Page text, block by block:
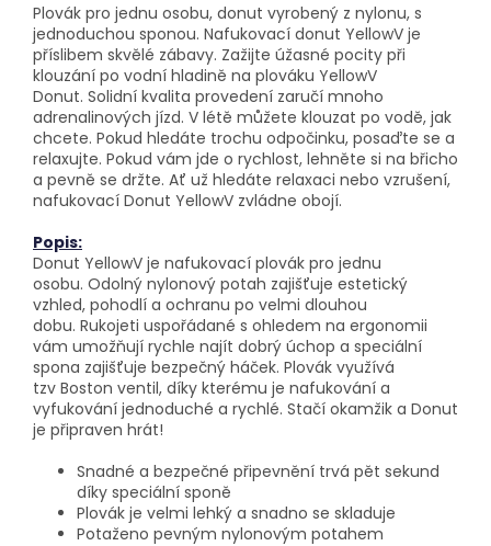
Plovák pro jednu osobu, donut vyrobený z nylonu, s
jednoduchou sponou. Nafukovací donut YellowV je
příslibem skvělé zábavy. Zažijte úžasné pocity při
klouzání po vodní hladině na plováku YellowV
Donut. Solidní kvalita provedení zaručí mnoho
adrenalinových jízd. V létě můžete klouzat po vodě, jak
chcete. Pokud hledáte trochu odpočinku, posaďte se a
relaxujte. Pokud vám jde o rychlost, lehněte si na břicho
a pevně se držte. Ať už hledáte relaxaci nebo vzrušení,
nafukovací Donut YellowV zvládne obojí.
Popis:
Donut YellowV je nafukovací plovák pro jednu
osobu. Odolný nylonový potah zajišťuje estetický
vzhled, pohodlí a ochranu po velmi dlouhou
dobu. Rukojeti uspořádané s ohledem na ergonomii
vám umožňují rychle najít dobrý úchop a speciální
spona zajišťuje bezpečný háček. Plovák využívá
tzv Boston ventil, díky kterému je nafukování a
vyfukování jednoduché a rychlé. Stačí okamžik a Donut
je připraven hrát!
Snadné a bezpečné připevnění trvá pět sekund
díky speciální sponě
Plovák je velmi lehký a snadno se skladuje
Potaženo pevným nylonovým potahem